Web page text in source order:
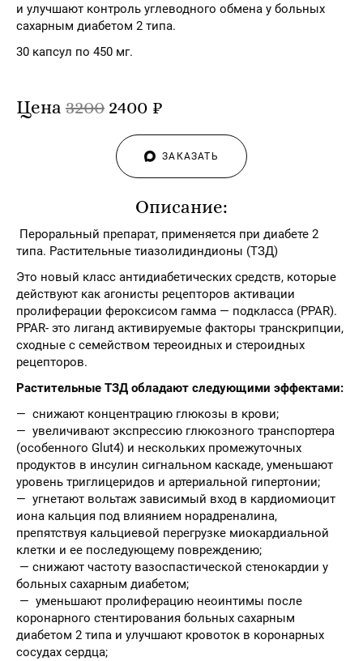
и улучшают контроль углеводного обмена у больных
сахарным диабетом 2 типа.
30 капсул по 450 мг.
Цена 3200 2400 ₽
ЗАКАЗАТЬ
Описание:
Пероральный препарат, применяется при диабете 2
типа. Растительные тиазолидиндионы (ТЗД)
Это новый класс антидиабетических средств, которые
действуют как агонисты рецепторов активации
пролиферации фероксисом гамма — подкласса (PPAR).
PPAR- это лиганд активируемые факторы транскрипции,
сходные с семейством тереоидных и стероидных
рецепторов.
Растительные ТЗД обладают следующими эффектами:
— снижают концентрацию глюкозы в крови;
— увеличивают экспрессию глюкозного транспортера
(особенного Glut4) и нескольких промежуточных
продуктов в инсулин сигнальном каскаде, уменьшают
уровень триглицеридов и артериальной гипертонии;
— угнетают вольтаж зависимый вход в кардиомиоцит
иона кальция под влиянием норадреналина,
препятствуя кальциевой перегрузке миокардиальной
клетки и ее последующему повреждению;
— снижают частоту вазоспастической стенокардии у
больных сахарным диабетом;
— уменьшают пролиферацию неоинтимы после
коронарного стентирования больных сахарным
диабетом 2 типа и улучшают кровоток в коронарных
сосудах сердца;